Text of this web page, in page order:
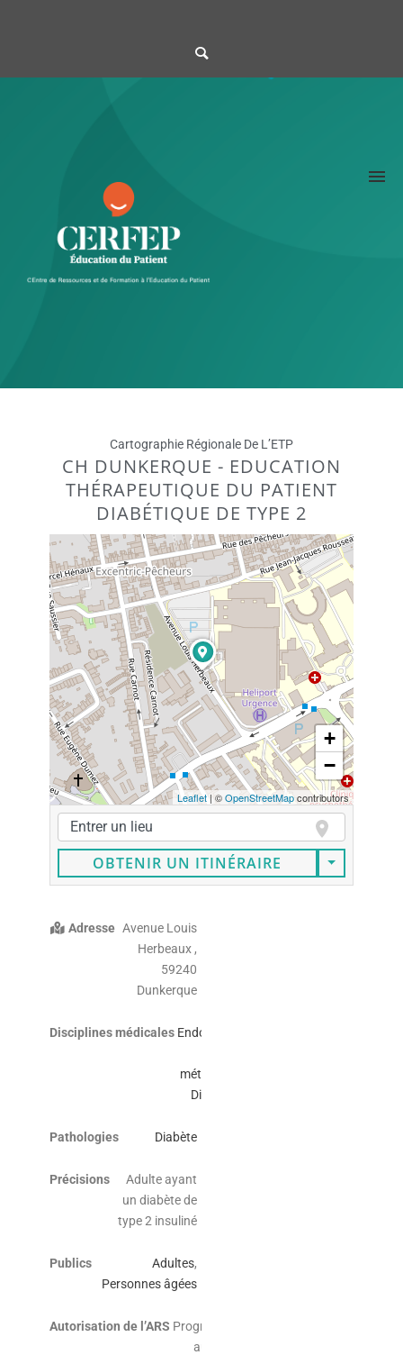
Cartographie Régionale De L’ETP
CH DUNKERQUE - EDUCATION
THÉRAPEUTIQUE DU PATIENT
DIABÉTIQUE DE TYPE 2
+
−
Leaflet| ©OpenStreetMapcontributors
OBTENIR UN ITINÉRAIRE
Adresse Avenue Louis
Herbeaux ,
59240
Dunkerque
Disciplines médicales Endocrinologie
métabolisme /
Diabétologie
Pathologies Diabète
Précisions
Adulte ayant
un diabète de
type 2 insuliné
Publics Adultes,
Personnes âgées
Autorisation de l’ARS Programme
autorisé